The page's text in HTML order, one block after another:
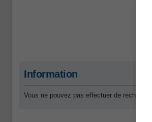
Information
Vous ne pouvez pas effectuer de